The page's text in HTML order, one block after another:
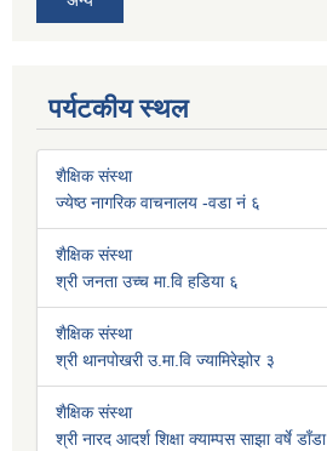
पर्यटकीय स्थल
शैक्षिक संस्था
ज्येष्ठ नागरिक वाचनालय -वडा नं ६
शैक्षिक संस्था
श्री जनता उच्च मा.वि हडिया ६
शैक्षिक संस्था
श्री थानपोखरी उ.मा.वि ज्यामिरेझोर ३
शैक्षिक संस्था
श्री नारद आदर्श शिक्षा क्याम्पस साझा वर्षे डाँडा